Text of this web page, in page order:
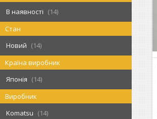
В наявності
14
Стан
Новий
14
Країна виробник
Японія
14
Виробник
Komatsu
14